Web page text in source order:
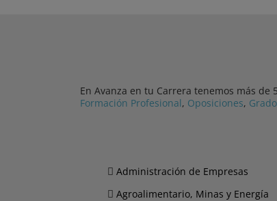
En Avanza en tu Carrera tenemos más
Formación Profesional, Oposiciones,
Administración de Empresas
Agroalimentario, Minas y Energía